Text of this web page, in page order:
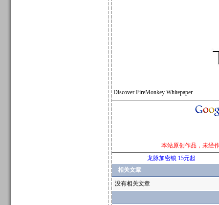
Discover FireMonkey Whitepaper
本站原创作品，未经
龙脉加密锁 15元起
相关文章
没有相关文章